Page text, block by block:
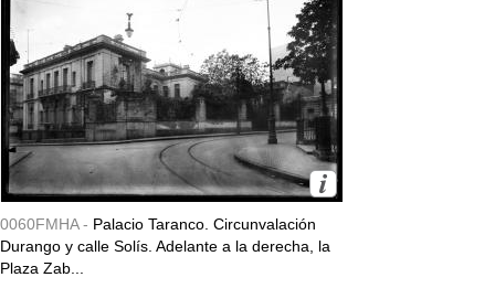
0060FMHA - Palacio Taranco. Circunvalación
Durango y calle Solís. Adelante a la derecha, la
Plaza Zab...